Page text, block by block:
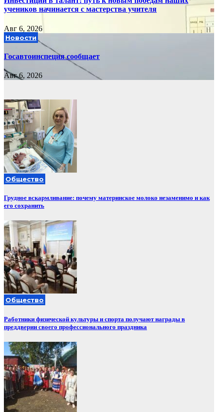
учеников начинается с мастерства учителя
Авг 6, 2026
Новости
Госавтоинспеция сообщает
Авг 6, 2026
Общество
Грудное вскармливание: почему материнское молоко незаменимо и как
его сохранить
Общество
Работники физической культуры и спорта получают награды в
преддверии своего профессионального праздника